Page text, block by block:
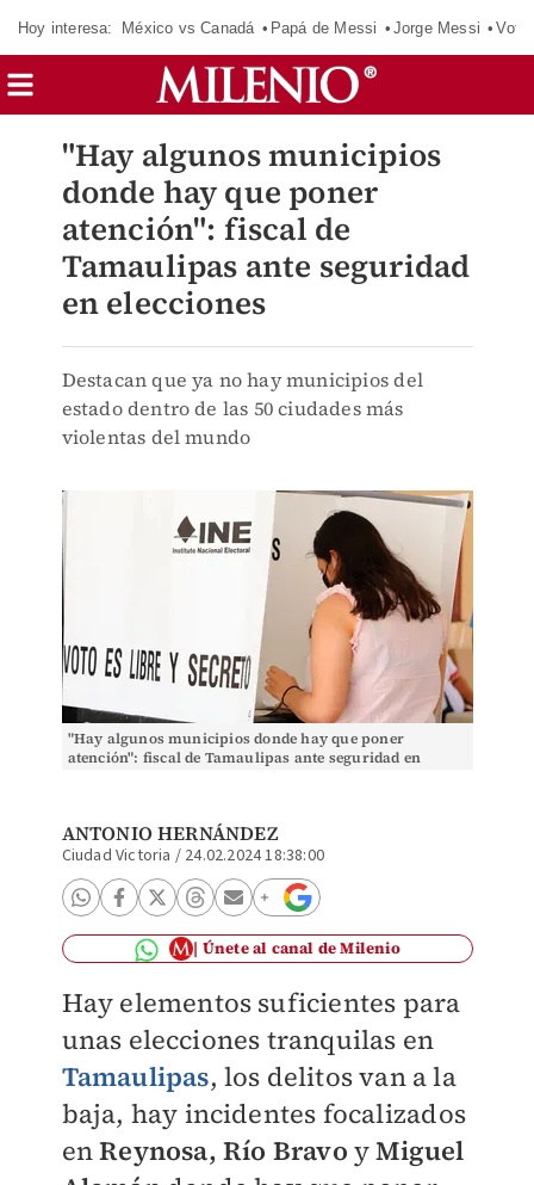
Hoy interesa: México vs Canadá Papá de Messi Jorge Messi
"Hay algunos municipios
donde hay que poner
atención": fiscal de
Tamaulipas ante seguridad
en elecciones
Destacan que ya no hay municipios del
estado dentro de las 50 ciudades más
violentas del mundo
"Hay algunos municipios donde hay que poner
atención": fiscal de Tamaulipas ante seguridad en
ANTONIO HERNÁNDEZ
Ciudad Victoria / 24.02.2024 18:38:00
Únete al canal de Milenio
Hay elementos suficientes para
unas elecciones tranquilas en
Tamaulipas, los delitos van a la
baja, hay incidentes focalizados
enReynosa, Río Bravo yMiguel